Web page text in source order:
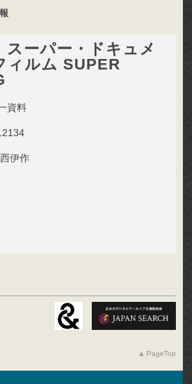
ーパー・ドキュメ
ィルム SUPER
資料
伊作
PageTop